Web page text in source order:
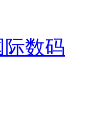
数码